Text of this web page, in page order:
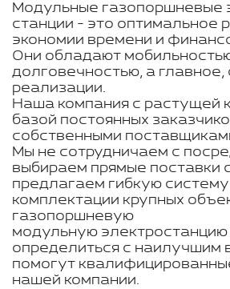
Модульные газопоршневые
станции - это оптимальное
экономии времени и
Они обладают
долговечностью, а главное,
реализации.
Наша компания с растущей
базой постоянных
собственными
Мы не сотрудничаем с
выбираем прямые поставки
предлагаем гибкую
комплектации крупных
газопоршневую
модульную
определиться с наилучшим
помогут
нашей компании.